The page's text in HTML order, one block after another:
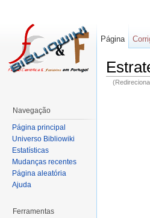
Página
Navegação
Página principal
Universo Bibliowiki
Estatísticas
Mudanças recentes
Página aleatória
Ajuda
Ferramentas